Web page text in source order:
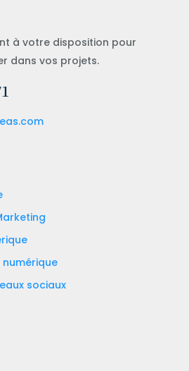
à votre disposition pour
dans vos projets.
sociaux